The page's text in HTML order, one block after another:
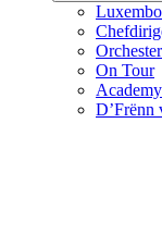
On Tour
Academy
D’Frënn